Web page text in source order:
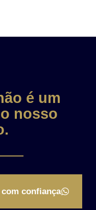
é um
nosso
confiança